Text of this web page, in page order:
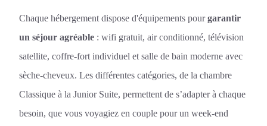
Chaque hébergement dispose d'équipements pourgarantir
un séjour agréable : wifi gratuit, air conditionné, télévision
satellite, coffre-fort individuel et salle de bain moderne avec
sèche-cheveux. Les différentes catégories, de la chambre
Classique à la Junior Suite, permettent de s’adapter à chaque
besoin, que vous voyagiez en couple pour un week-end
Offres Spéciales
Chambre en journée
Quartier & Transports
Contact